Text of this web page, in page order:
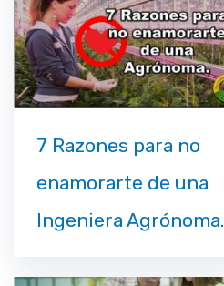
7 Razones para no
enamorarte de una
Ingeniera Agrónoma.